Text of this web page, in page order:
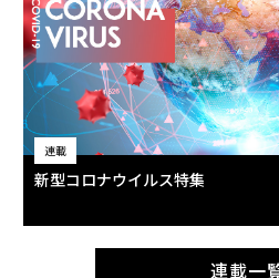
連載
新型コロナウイルス特集
連載一